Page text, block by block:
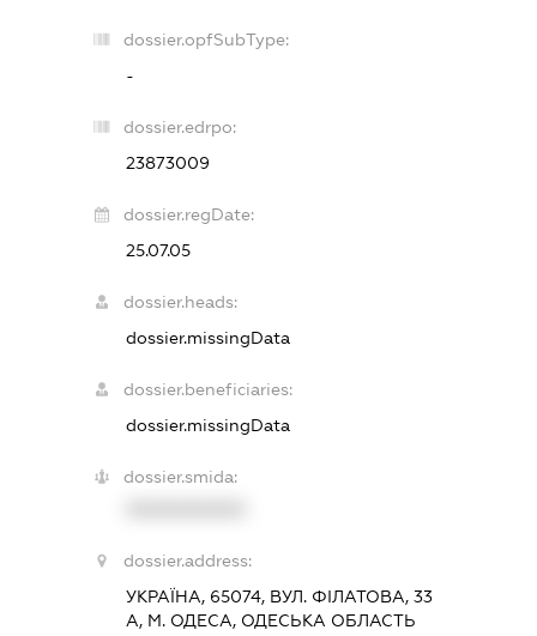
dossier.opfSubType:
-
dossier.edrpo:
23873009
dossier.regDate:
25.07.05
dossier.heads:
dossier.missingData
dossier.beneficiaries:
dossier.missingData
dossier.smida:
dossier.address:
УКРАЇНА, 65074, ВУЛ. ФІЛАТОВА, 33
А, М. ОДЕСА, ОДЕСЬКА ОБЛАСТЬ